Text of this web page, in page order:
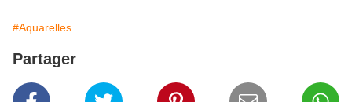
#Aquarelles
Partager